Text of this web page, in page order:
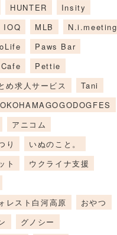
HUNTER
Insity
IOQ
MLB
N.i.meeting
Paws Bar
Pettie
め求人サービス
Tani
アニコム
り
いぬのこと。
ト
ウクライナ支援
レスト白河高原
おやつ
グノシー